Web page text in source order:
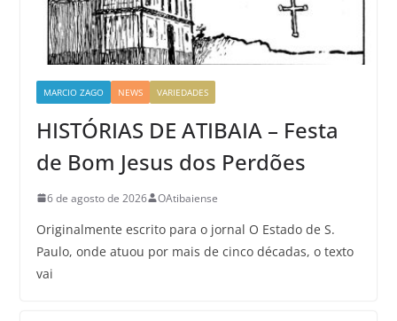
MARCIO ZAGO NEWS VARIEDADES
HISTÓRIAS DE ATIBAIA – Festa
de Bom Jesus dos Perdões
6 de agosto de 2026 OAtibaiense
Originalmente escrito para o jornal O Estado de S.
Paulo, onde atuou por mais de cinco décadas, o texto
vai